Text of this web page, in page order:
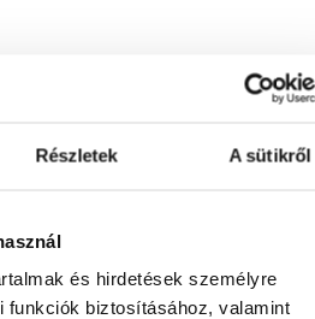
Részletek A sütikről
és hirdetések személyre
funkciók biztosításához, valamint